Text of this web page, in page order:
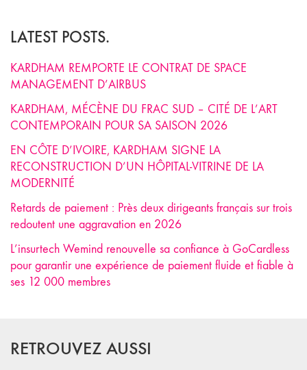
LATEST POSTS.
KARDHAM REMPORTE LE CONTRAT DE SPACE
MANAGEMENT D’AIRBUS
KARDHAM, MÉCÈNE DU FRAC SUD – CITÉ DE L’ART
CONTEMPORAIN POUR SA SAISON 2026
EN CÔTE D’IVOIRE, KARDHAM SIGNE LA
RECONSTRUCTION D’UN HÔPITAL-VITRINE DE LA
MODERNITÉ
Retards de paiement : Près deux dirigeants français sur trois
redoutent une aggravation en 2026
L’insurtech Wemind renouvelle sa confiance à GoCardless
pour garantir une expérience de paiement fluide et fiable à
ses 12 000 membres
RETROUVEZ AUSSI